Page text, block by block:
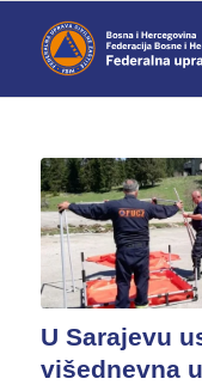
U Sarajevu
višednevna